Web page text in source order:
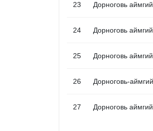
23 Дорноговь
24 Дорноговь
25 Дорноговь
26 Дорноговь-
27 Дорноговь